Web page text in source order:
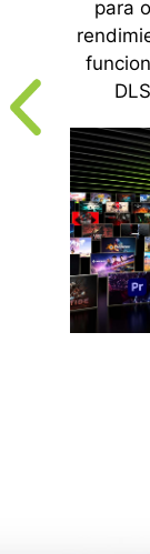
para